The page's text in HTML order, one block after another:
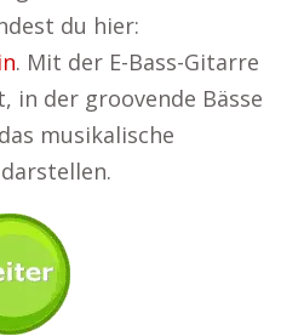
du hier:
. Mit der E-Bass-Gitarre
in der groovende Bässe
musikalische